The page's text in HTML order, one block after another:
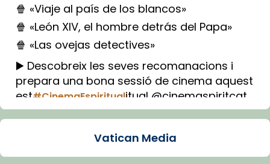
🍿 «Viaje al país de los blancos»
🍿 «León XIV, el hombre detrás del Papa»
🍿 «Las ovejas detectives»
▶️ Descobreix les seves recomanacions i
prepara una bona sessió de cinema aquest
est#CinemaEspiritualitual @cinemaspiritcat
Imatge: Generada amb IA (OpenAI)
Vatican Media